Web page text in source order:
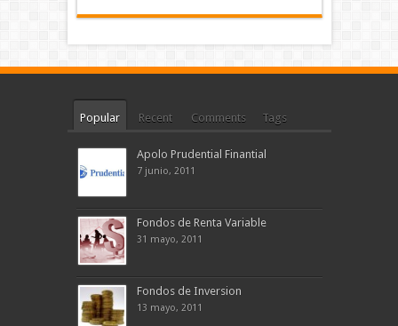
Popular Recent Comments Tags
Apolo Prudential Finantial
7 junio, 2011
Fondos de Renta Variable
31 mayo, 2011
Fondos de Inversion
13 mayo, 2011